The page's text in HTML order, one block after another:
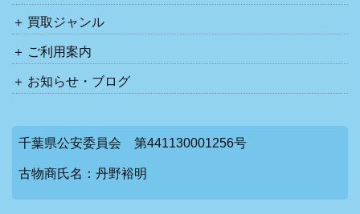
買取ジャンル
ご利用案内
お知らせ・ブログ
千葉県公安委員会 第441130001256号
古物商氏名：丹野裕明